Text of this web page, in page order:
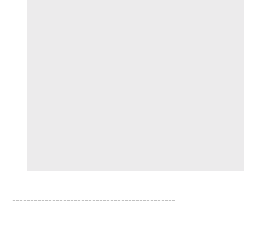
---------------------------------------------